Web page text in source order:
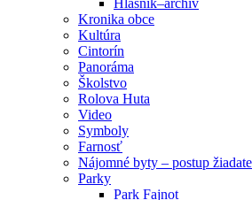
Hlásnik–archív
Kronika obce
Kultúra
Cintorín
Panoráma
Školstvo
Rolova Huta
Video
Symboly
Farnosť
Nájomné byty – postup
Parky
Park Fajnot